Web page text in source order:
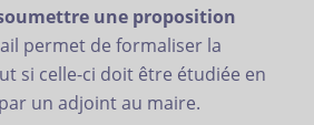
une proposition
permet de formaliser la
si celle-ci doit être étudiée en
un adjoint au maire.